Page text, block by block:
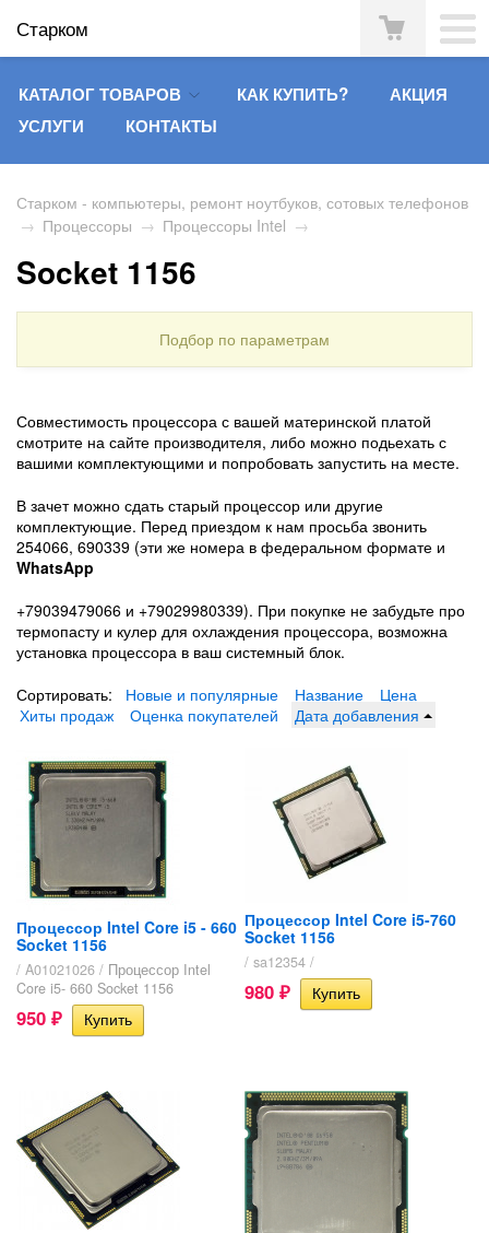
Старком
КАТАЛОГ ТОВАРОВ КАК КУПИТЬ?
АКЦИЯ
УСЛУГИ
КОНТАКТЫ
Старком - компьютеры, ремонт ноутбуков, сотовых телефонов
→ Процессоры → Процессоры Intel →
Socket 1156
Подбор по параметрам
Совместимость процессора с вашей материнской платой
смотрите на сайте производителя, либо можно подьехать с
вашими комплектующими и попробовать запустить на месте.
В зачет можно сдать старый процессор или другие
комплектующие. Перед приездом к нам просьба звонить
254066, 690339 (эти же номера в федеральном формате и
WhatsApp
+79039479066 и +79029980339). При покупке не забудьте про
термопасту и кулер для охлаждения процессора, возможна
установка процессора в ваш системный блок.
Сортировать:
Новые и популярные Название
Цена
Хиты продаж
Оценка покупателей Дата добавления
Процессор Intel Core i5 - 660
Socket 1156
/ A01021026 / Процессор Intel
Core i5- 660 Socket 1156
950 ₽
Процессор Intel Core i5-760
Socket 1156
/ sa12354 /
980 ₽